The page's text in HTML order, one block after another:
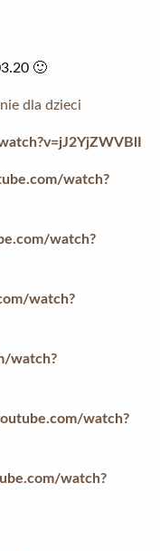
🙂
dla dzieci
watch?
watch?
watch?
watch?
watch?
watch?